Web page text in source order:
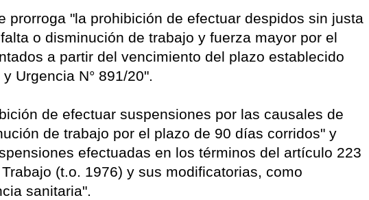
prorroga "la prohibición de efectuar despidos sin justa
o disminución de trabajo y fuerza mayor por el
a partir del vencimiento del plazo establecido
Urgencia N° 891/20".
de efectuar suspensiones por las causales de
de trabajo por el plazo de 90 días corridos" y
efectuadas en los términos del artículo 223
(t.o. 1976) y sus modificatorias, como
sanitaria".